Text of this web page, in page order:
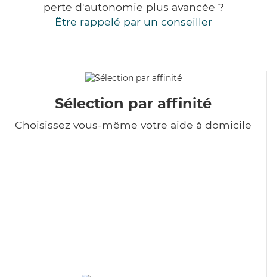
perte d'autonomie plus avancée ?
Être rappelé par un conseiller
Sélection par affinité
Choisissez vous-même votre aide à domicile